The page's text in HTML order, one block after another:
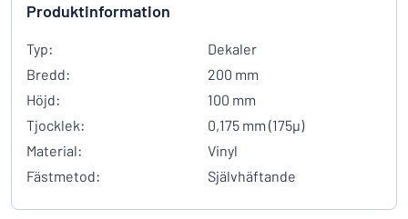
Produktinformation
Typ:
Dekaler
Bredd:
200 mm
Höjd:
100 mm
Tjocklek:
0,175 mm (175µ)
Material:
Vinyl
Fästmetod:
Självhäftande